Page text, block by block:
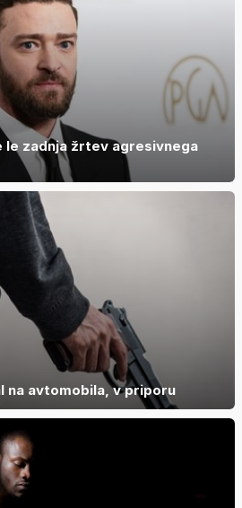
le zadnja žrtev agresivnega
na avtomobila, v priporu